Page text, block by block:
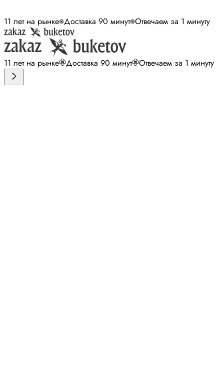
11 лет на рынке Доставка 90 минут Отвечаем за 1 минуту
11 лет на рынке Доставка 90 минут Отвечаем за 1 минуту